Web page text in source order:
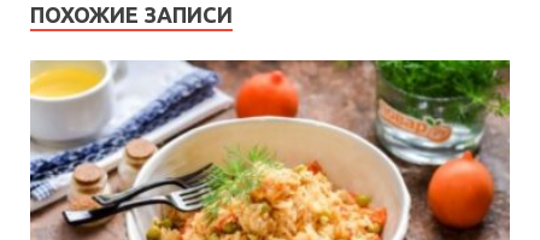
ПОХОЖИЕ ЗАПИСИ